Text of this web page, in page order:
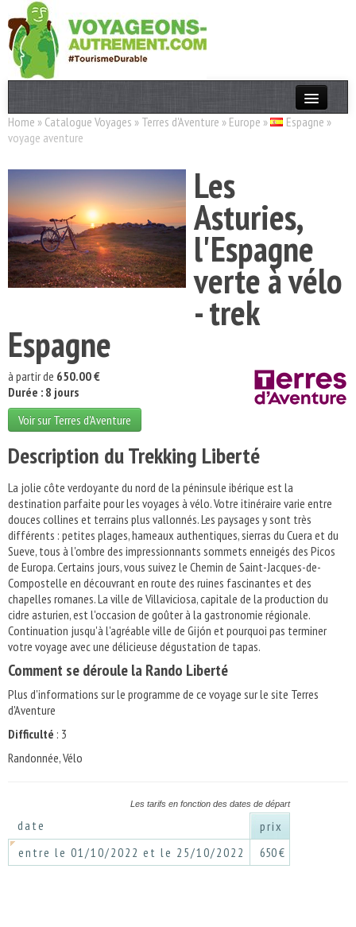
Actualités
Destinations
Acteurs
Thèmes
Home » Catalogue Voyages » Terres d'Aventure » Europe » Espagne »
voyage aventure
Les
Asturies,
l'Espagne
verte à vélo
- trek
Espagne
à partir de 650.00 €
Durée : 8 jours
Voir sur Terres d'Aventure
Description du Trekking Liberté
La jolie côte verdoyante du nord de la péninsule ibérique est la
destination parfaite pour les voyages à vélo. Votre itinéraire varie entre
douces collines et terrains plus vallonnés. Les paysages y sont très
différents : petites plages, hameaux authentiques, sierras du Cuera et du
Sueve, tous à l'ombre des impressionnants sommets enneigés des Picos
de Europa. Certains jours, vous suivez le Chemin de Saint-Jacques-de-
Compostelle en découvrant en route des ruines fascinantes et des
chapelles romanes. La ville de Villaviciosa, capitale de la production du
cidre asturien, est l'occasion de goûter à la gastronomie régionale.
Continuation jusqu'à l'agréable ville de Gijón et pourquoi pas terminer
votre voyage avec une délicieuse dégustation de tapas.
Comment se déroule la Rando Liberté
Plus d'informations sur le programme de ce voyage sur le site Terres
d'Aventure
Difficulté : 3
Randonnée, Vélo
Les tarifs en fonction des dates de départ
date
prix
entre le 01/10/2022 et le 25/10/2022
650 €